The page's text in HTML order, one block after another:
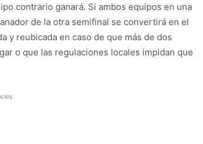
contrario ganará. Si ambos equipos en una
de la otra semifinal se convertirá en el
y reubicada en caso de que más de dos
o que las regulaciones locales impidan que